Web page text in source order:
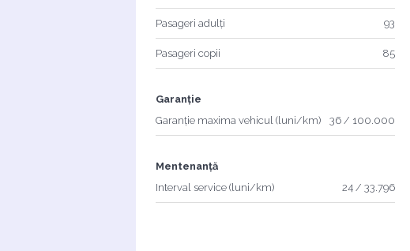
Pasageri adulți 93
Pasageri copii 85
Garanție
Garanție maxima vehicul (luni/km)
36 / 100.000
Mentenanță
Interval service (luni/km)
24 / 33.796